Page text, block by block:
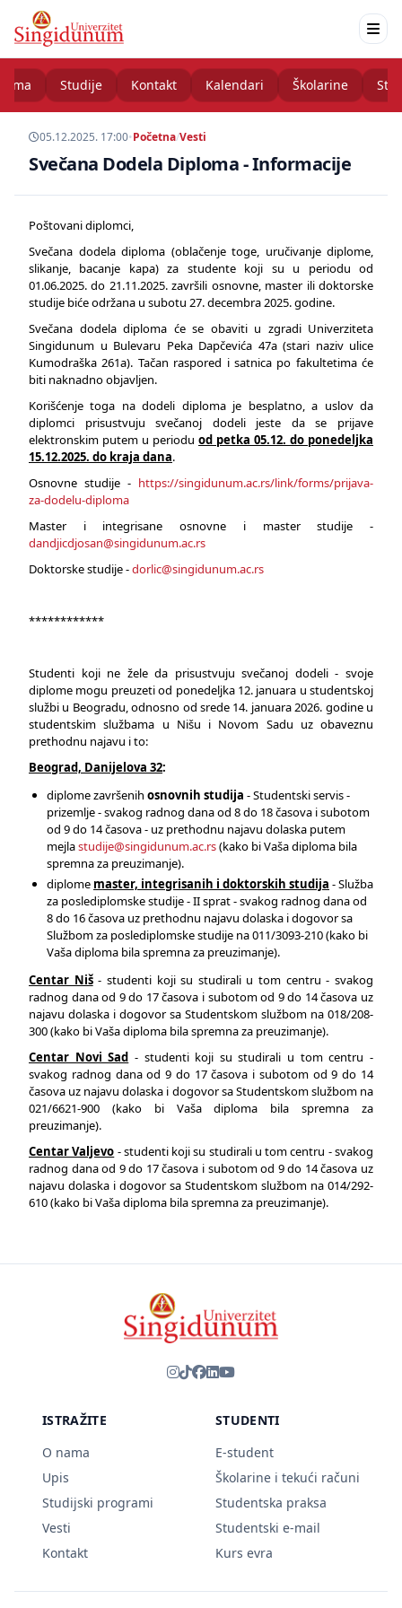
Studije Kontakt Kalendari Školarine
05.12.2025. 17:00•Početna/Vesti
Svečana Dodela Diploma - Informacije
Poštovani diplomci,
Svečana dodela diploma (oblačenje toge, uručivanje diplome,
slikanje, bacanje kapa) za studente koji su u periodu od
01.06.2025. do 21.11.2025. završili osnovne, master ili doktorske
studije biće održana u subotu 27. decembra 2025. godine.
Svečana dodela diploma će se obaviti u zgradi Univerziteta
Singidunum u Bulevaru Peka Dapčevića 47a (stari naziv ulice
Kumodraška 261a). Tačan raspored i satnica po fakultetima će
biti naknadno objavljen.
Korišćenje toga na dodeli diploma je besplatno, a uslov da
diplomci prisustvuju svečanoj dodeli jeste da se prijave
elektronskim putem u periodu od petka 05.12. do ponedeljka
15.12.2025. do kraja dana.
Osnovne studije - https://singidunum.ac.rs/link/forms/prijava-
za-dodelu-diploma
Master i integrisane osnovne i master studije -
dandjicdjosan@singidunum.ac.rs
Doktorske studije -dorlic@singidunum.ac.rs
************
Studenti koji ne žele da prisustvuju svečanoj dodeli - svoje
diplome mogu preuzeti od ponedeljka 12. januara u studentskoj
službi u Beogradu, odnosno od srede 14. januara 2026. godine u
studentskim službama u Nišu i Novom Sadu uz obaveznu
prethodnu najavu i to:
Beograd, Danijelova 32:
diplome završenih osnovnih studija - Studentski servis -
prizemlje - svakog radnog dana od 8 do 18 časova i subotom
od 9 do 14 časova - uz prethodnu najavu dolaska putem
mejlastudije@singidunum.ac.rs(kako bi Vaša diploma bila
spremna za preuzimanje).
diplome master, integrisanih i doktorskih studija - Služba
za poslediplomske studije - II sprat - svakog radnog dana od
8 do 16 časova uz prethodnu najavu dolaska i dogovor sa
Službom za poslediplomske studije na 011/3093-210 (kako bi
Vaša diploma bila spremna za preuzimanje).
Centar Niš- studenti koji su studirali u tom centru - svakog
radnog dana od 9 do 17 časova i subotom od 9 do 14 časova uz
najavu dolaska i dogovor sa Studentskom službom na 018/208-
300 (kako bi Vaša diploma bila spremna za preuzimanje).
Centar Novi Sad - studenti koji su studirali u tom centru -
svakog radnog dana od 9 do 17 časova i subotom od 9 do 14
časova uz najavu dolaska i dogovor sa Studentskom službom na
021/6621-900 (kako bi Vaša diploma bila spremna za
preuzimanje).
Centar Valjevo - studenti koji su studirali u tom centru - svakog
radnog dana od 9 do 17 časova i subotom od 9 do 14 časova uz
najavu dolaska i dogovor sa Studentskom službom na 014/292-
610 (kako bi Vaša diploma bila spremna za preuzimanje).
ISTRAŽITE
O nama
Upis
Studijski programi
Vesti
Kontakt
STUDENTI
E-student
Školarine i tekući računi
Studentska praksa
Studentski e-mail
Kurs evra